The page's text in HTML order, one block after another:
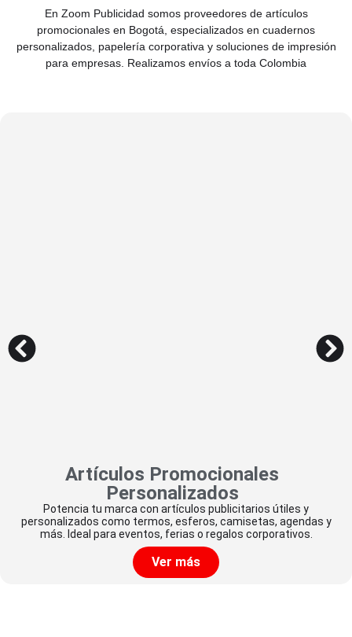
En Zoom Publicidad somos proveedores de artículos
promocionales en Bogotá, especializados en cuadernos
personalizados, papelería corporativa y soluciones de impresión
para empresas. Realizamos envíos a toda Colombia
Artículos Promocionales
Personalizados
Potencia tu marca con artículos publicitarios útiles y
personalizados como termos, esferos, camisetas, agendas y
más. Ideal para eventos, ferias o regalos corporativos.
Ver más